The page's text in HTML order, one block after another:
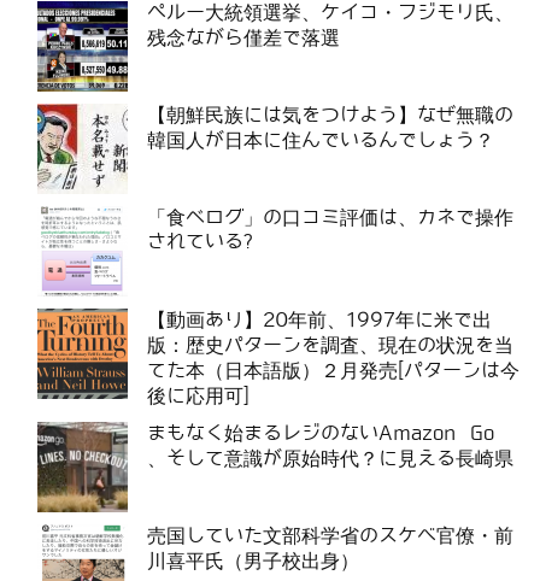
ペルー大統領選挙、ケイコ・フジモリ氏、
残念ながら僅差で落選
【朝鮮民族には気をつけよう】なぜ無職の
韓国人が日本に住んでいるんでしょう？
「食べログ」の口コミ評価は、カネで操作
されている?
【動画あり】20年前、1997年に米で出
版：歴史パターンを調査、現在の状況を当
てた本（日本語版）２月発売[パターンは今
後に応用可]
まもなく始まるレジのないAmazon Go
、そして意識が原始時代？に見える長崎県
売国していた文部科学省のスケベ官僚・前
川喜平氏（男子校出身）